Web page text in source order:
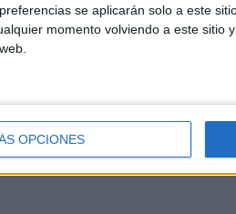
se aplicarán solo a este
momento volviendo a este sitio
OPCIONES
necesario para la